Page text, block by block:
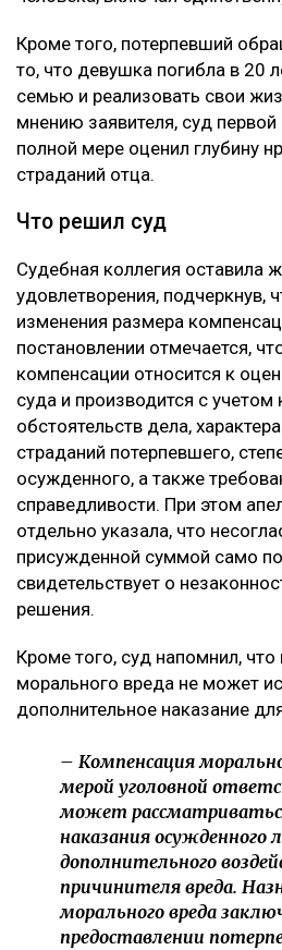
Кроме того, потерпевший
то, что девушка погибла в 20
семью и реализовать свои
мнению заявителя, суд первой
полной мере оценил глубину
страданий отца.
Что решил суд
Судебная коллегия оставила
удовлетворения, подчеркнув,
изменения размера
постановлении отмечается,
компенсации относится к
суда и производится с учетом
обстоятельств дела,
страданий потерпевшего,
осужденного, а также
справедливости. При этом
отдельно указала, что
присужденной суммой само
свидетельствует о
решения.
Кроме того, суд напомнил,
морального вреда не может
дополнительное наказание
– Компенсация
мерой уголовной
может
наказания осужденного
дополнительного
причинителя вреда.
морального вреда
предоставлении